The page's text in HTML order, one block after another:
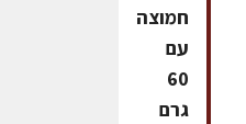
חמוצה
עם
60
גרם